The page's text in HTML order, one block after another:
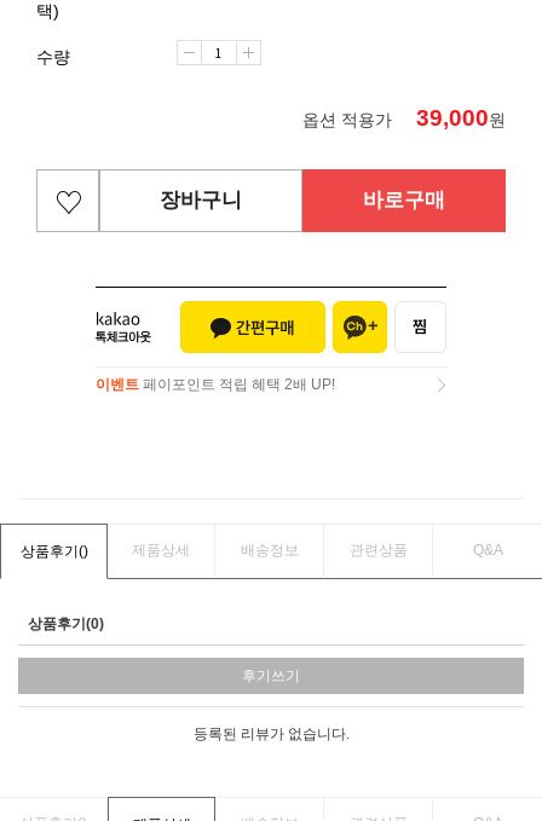
택)
수량
옵션 적용가 39,000원
장바구니 바로구매
이벤트 페이포인트 적립 혜택 2배 UP!
상품후기() 제품상세 배송정보 관련상품 Q&A
상품후기(0)
후기쓰기
등록된 리뷰가 없습니다.